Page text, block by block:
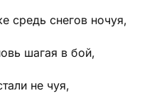
средь снегов ночуя,
шагая в бой,
не чуя,